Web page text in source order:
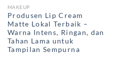
MAKEUP
Produsen Lip Cream
Matte Lokal Terbaik –
Warna Intens, Ringan, dan
Tahan Lama untuk
Tampilan Sempurna